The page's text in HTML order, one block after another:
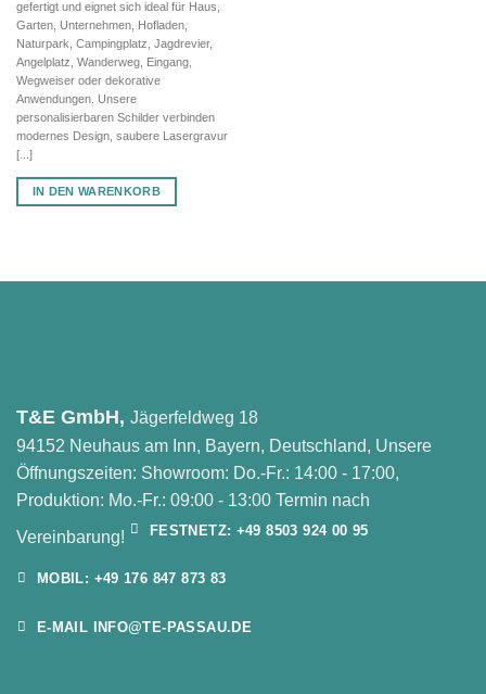
gefertigt und eignet sich ideal für Haus,
Garten, Unternehmen, Hofladen,
Naturpark, Campingplatz, Jagdrevier,
Angelplatz, Wanderweg, Eingang,
Wegweiser oder dekorative
Anwendungen. Unsere
personalisierbaren Schilder verbinden
modernes Design, saubere Lasergravur
[...]
IN DEN WARENKORB
T&E GmbH, Jägerfeldweg 18
94152 Neuhaus am Inn, Bayern, Deutschland, Unsere
Öffnungszeiten: Showroom: Do.-Fr.: 14:00 - 17:00,
Produktion: Mo.-Fr.: 09:00 - 13:00 Termin nach
Vereinbarung!
FESTNETZ: +49 8503 924 00 95
MOBIL: +49 176 847 873 83
E-MAIL INFO@TE-PASSAU.DE